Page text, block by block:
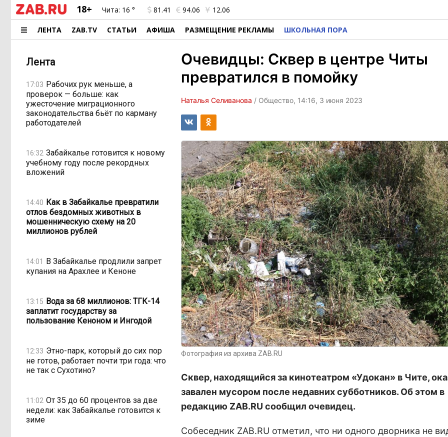
18+ Чита: 16 ° 81.41 94.06 12.06
ЛЕНТА ZAB.TV СТАТЬИ АФИША РАЗМЕЩЕНИЕ РЕКЛАМЫ ШКОЛЬНАЯ ПОРА
Лента
17:03 Рабочих рук меньше, а
проверок — больше: как
ужесточение миграционного
законодательства бьёт по карману
работодателей
16:32 Забайкалье готовится к новому
учебному году после рекордных
вложений
14:40 Как в Забайкалье превратили
отлов бездомных животных в
мошенническую схему на 20
миллионов рублей
14:01 В Забайкалье продлили запрет
купания на Арахлее и Кеноне
13:15 Вода за 68 миллионов: ТГК-14
заплатит государству за
пользование Кеноном и Ингодой
12:33 Этно-парк, который до сих пор
не готов, работает почти три года: что
не так с Сухотино?
11:02 От 35 до 60 процентов за две
недели: как Забайкалье готовится к
зиме
Очевидцы: Сквер в центре Читы
превратился в помойку
Наталья Селиванова / Общество, 14:16, 3 июня 2023
Фотография из архива ZAB.RU
Сквер, находящийся за кинотеатром «Удокан» в Чите,
завален мусором после недавних субботников. Об этом в
редакцию ZAB.RU сообщил очевидец.
Собеседник ZAB.RU отметил, что ни одного дворника не